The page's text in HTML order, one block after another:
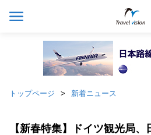
トップページ 新着ニュース
【新春特集】ドイツ観光局